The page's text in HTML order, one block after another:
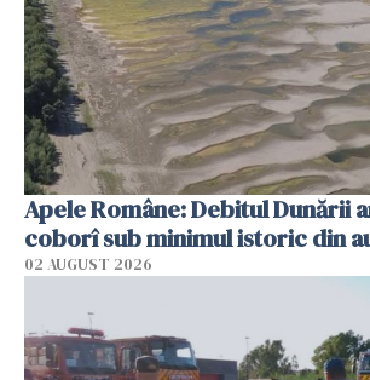
Apele Române: Debitul Dunării
coborî sub minimul istoric din
02 AUGUST 2026